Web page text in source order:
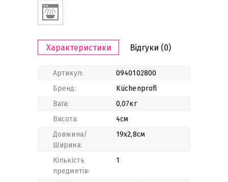
Характеристики Відгуки (0)
Артикул:
0940102800
Бренд:
Küchenprofi
Вага:
0,07кг
Висота:
4см
Довжина/
Ширина:
19x2,8см
Кількість
предметів:
1